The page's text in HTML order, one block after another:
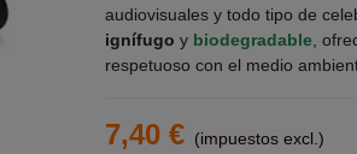
audiovisuales y todo tipo de
ignífugo y biodegradable,
respetuoso con el medio
7,40 € (impuestos excl.)